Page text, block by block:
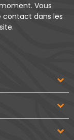
Vous
contact dans les